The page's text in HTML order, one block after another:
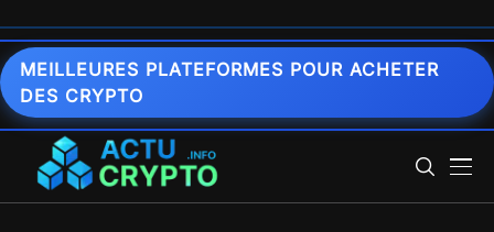
MEILLEURES PLATEFORMES POUR ACHETER
DES CRYPTO